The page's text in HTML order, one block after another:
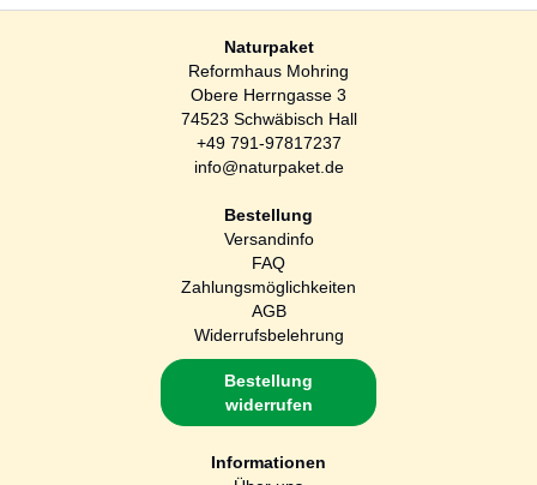
Naturpaket
Reformhaus Mohring
Obere Herrngasse 3
74523 Schwäbisch Hall
+49 791-97817237
info@naturpaket.de
Bestellung
Versandinfo
FAQ
Zahlungsmöglichkeiten
AGB
Widerrufsbelehrung
Bestellung
widerrufen
Informationen